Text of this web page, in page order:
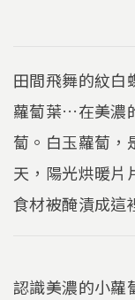
田間飛舞的紋白
蘿蔔葉…在美濃
蔔。白玉蘿蔔，
天，陽光烘暖片
食材被醃漬成這
認識美濃的小蘿